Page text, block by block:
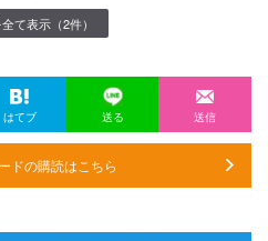
て表示（2件）
はてブ 送る 送信
ドの購読はこちら